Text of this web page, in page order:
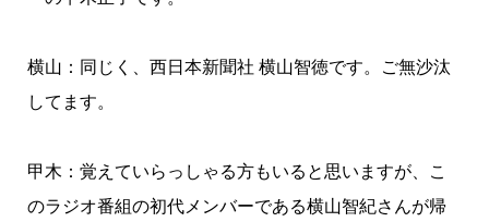
横山：同じく、西日本新聞社 横山智徳です。ご無沙汰
してます。
甲木：覚えていらっしゃる方もいると思いますが、こ
のラジオ番組の初代メンバーである横山智紀さんが帰